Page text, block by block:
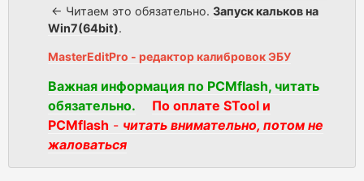
<- Читаем это обязательно. Запуск кальков на
Win7(64bit).
MasterEditPro - редактор калибровок ЭБУ
Важная информация по PCMflash, читать
обязательно.
По оплате STool и
PCMflash - читать внимательно, потом не
жаловаться